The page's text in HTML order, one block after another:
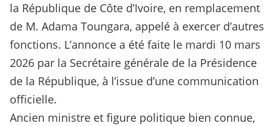
la République de Côte d’Ivoire, en remplacement
de M. Adama Toungara, appelé à exercer d’autres
fonctions. L’annonce a été faite le mardi 10 mars
2026 par la Secrétaire générale de la Présidence
de la République, à l’issue d’une communication
officielle.
Ancien ministre et figure politique bien connue,